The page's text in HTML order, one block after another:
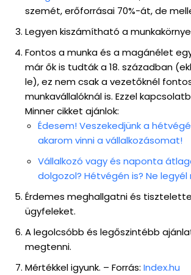
szemét, erőforrásai 70%-át, de
Legyen kiszámítható a
Fontos a munka és a magánélet
már ők is tudták a 18. században
le), ez nem csak a vezetőknél
munkavállalóknál is. Ezzel
Minner cikket ajánlok:
Édesem! Veszekedjünk a
akarom vinni a vállalkozásomat!
Vállalkozó vagy és naponta
dolgozol? Hétvégén is? Ne legyél
Érdemes meghallgatni és
ügyfeleket.
A legolcsóbb és legőszintébb
megtenni.
Mértékkel igyunk. – Forrás: Index.hu